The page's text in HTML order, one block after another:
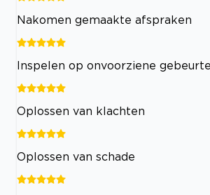
Nakomen gemaakte afspraken
Inspelen op onvoorziene
Oplossen van klachten
Oplossen van schade